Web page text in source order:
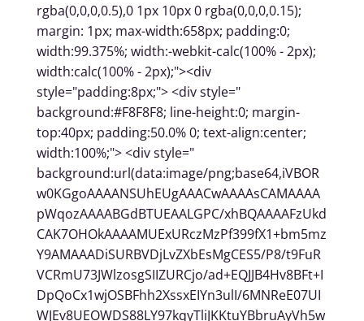
rgba(0,0,0,0.5),0 1px 10px 0 rgba(0,0,0,0.15);
margin: 1px; max-width:658px; padding:0;
width:99.375%; width:-webkit-calc(100% - 2px);
width:calc(100% - 2px);"><div
style="padding:8px;"> <div style="
background:#F8F8F8; line-height:0; margin-
top:40px; padding:50.0% 0; text-align:center;
width:100%;"> <div style="
background:url(data:image/png;base64,iVBOR
w0KGgoAAAANSUhEUgAAACwAAAAsCAMAAAA
pWqozAAAABGdBTUEAALGPC/xhBQAAAAFzUkd
CAK7OHOkAAAAMUExURczMzPf399fX1+bm5mz
Y9AMAAADiSURBVDjLvZXbEsMgCES5/P8/t9FuR
VCRmU73JWlzosgSIIZURCjo/ad+EQJJB4Hv8BFt+I
DpQoCx1wjOSBFhh2XssxEIYn3ulI/6MNReE07UI
WJEv8UEOWDS88LY97kqyTliJKKtuYBbruAyVh5w